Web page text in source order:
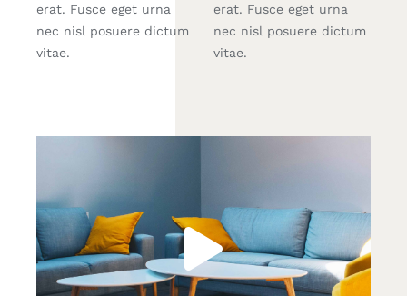
erat. Fusce eget urna
nec nisl posuere dictum
vitae.
erat. Fusce eget urna
nec nisl posuere dictum
vitae.